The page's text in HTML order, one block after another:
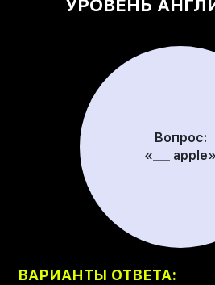
УРОВЕНЬ
Вопрос:
«___ apple»
ВАРИАНТЫ ОТВЕТА: